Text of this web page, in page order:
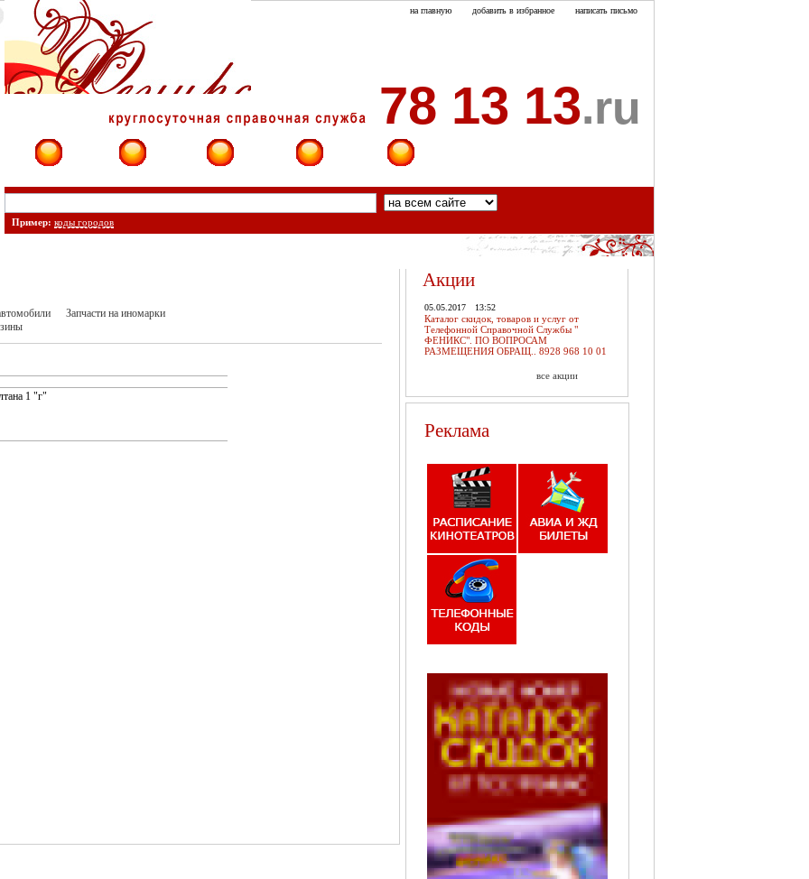
на главную добавить в избранное написать письмо
78 13 13.ru
Пример: коды городов
Запчасти на иномарки
1 "г"
Акции
05.05.2017 13:52
Каталог скидок, товаров и услуг от
Телефонной Справочной Службы "
ФЕНИКС". ПО ВОПРОСАМ
РАЗМЕЩЕНИЯ ОБРАЩ.. 8928 968 10 01
все акции
Реклама